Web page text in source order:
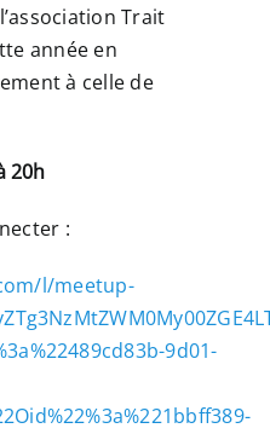
Trait
année en
à celle de
20h
:
l/meetup-
9d01-